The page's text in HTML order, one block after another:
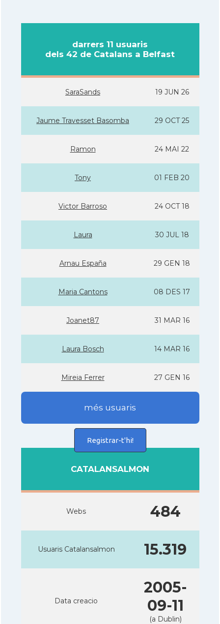
darrers 11 usuaris
dels 42 de Catalans a Belfast
SaraSands 19 JUN 26
Jaume Travesset Basomba 29 OCT 25
Ramon 24 MAI 22
Tony 01 FEB 20
Victor Barroso 24 OCT 18
Laura 30 JUL 18
Arnau España 29 GEN 18
Maria Cantons 08 DES 17
Joanet87 31 MAR 16
Laura Bosch 14 MAR 16
Mireia Ferrer 27 GEN 16
més usuaris
Registrar-t'hi!
CATALANSALMON
Webs 484
Usuaris Catalansalmon 15.319
Data creacio
2005-
09-11
(a Dublin)